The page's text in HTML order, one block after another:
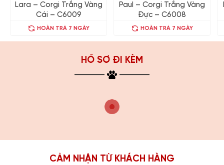
Lara – Corgi Trắng Vàng
Cái – C6009
HOÀN TRẢ 7 NGÀY
Paul – Corgi Trắng Vàng
Đực – C6008
HOÀN TRẢ 7 NGÀY
HỒ SƠ ĐI KÈM
CẢM NHẬN TỪ KHÁCH HÀNG